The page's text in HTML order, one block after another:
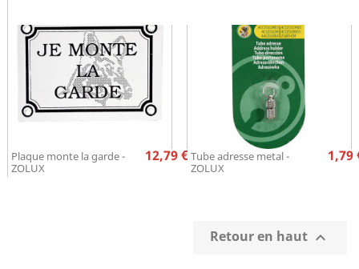
Plaque monte la garde -
ZOLUX
Prix
12,79 € Tube adresse metal -
ZOLUX
1,79
Retour en haut 